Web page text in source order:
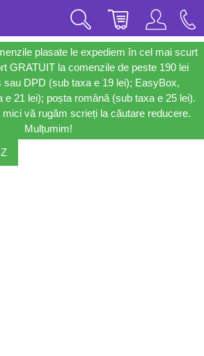
plasate le expediem în cel mai scurt
GRATUIT la comenzile de peste 190 lei
sau DPD (sub taxa e 19 lei); EasyBox,
e 21 lei); poșta română (sub taxa e 25 lei).
vă rugăm scrieți la căutare reducere.
Mulțumim!